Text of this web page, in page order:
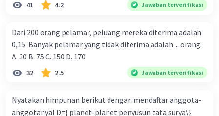
41 4.2 Jawaban terverifikasi
Dari 200 orang pelamar, peluang mereka diterima adalah
0,15. Banyak pelamar yang tidak diterima adalah ... orang.
A. 30 B. 75 C. 150 D. 170
32 2.5 Jawaban terverifikasi
Nyatakan himpunan berikut dengan mendaftar anggota-
anggotanyal D={ planet-planet penyusun tata surya\}